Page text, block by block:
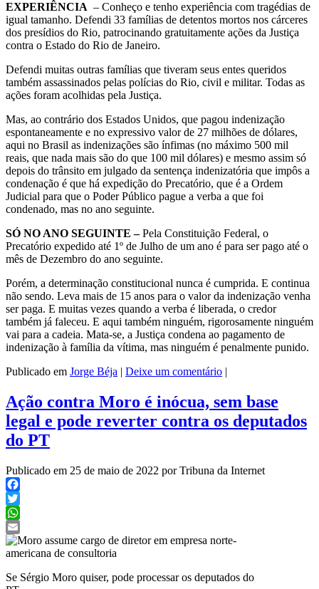
EXPERIÊNCIA – Conheço e tenho experiência com tragédias de
igual tamanho. Defendi 33 famílias de detentos mortos nos cárceres
dos presídios do Rio, patrocinando gratuitamente ações da Justiça
contra o Estado do Rio de Janeiro.
Defendi muitas outras famílias que tiveram seus entes queridos
também assassinados pelas polícias do Rio, civil e militar. Todas as
ações foram acolhidas pela Justiça.
Mas, ao contrário dos Estados Unidos, que pagou indenização
espontaneamente e no expressivo valor de 27 milhões de dólares,
aqui no Brasil as indenizações são ínfimas (no máximo 500 mil
reais, que nada mais são do que 100 mil dólares) e mesmo assim só
depois do trânsito em julgado da sentença indenizatória que impôs a
condenação é que há expedição do Precatório, que é a Ordem
Judicial para que o Poder Público pague a verba a que foi
condenado, mas no ano seguinte.
SÓ NO ANO SEGUINTE –Pela Constituição Federal, o
Precatório expedido até 1º de Julho de um ano é para ser pago até o
mês de Dezembro do ano seguinte.
Porém, a determinação constitucional nunca é cumprida. E continua
não sendo. Leva mais de 15 anos para o valor da indenização venha
ser paga. E muitas vezes quando a verba é liberada, o credor
também já faleceu. E aqui também ninguém, rigorosamente ninguém
vai para a cadeia. Mata-se, a Justiça condena ao pagamento de
indenização à família da vítima, mas ninguém é penalmente punido.
Publicado em Jorge Béja Deixe um comentário
Ação contra Moro é inócua, sem base
legal e pode reverter contra os deputados
do PT
Publicado em 25 de maio de 2022 por Tribuna da Internet
Facebook
Twitter
WhatsApp
Email
Se Sérgio Moro quiser, pode processar os deputados do